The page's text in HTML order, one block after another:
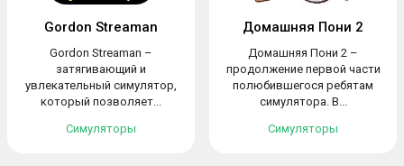
Gordon Streaman
Gordon Streaman –
затягивающий и
увлекательный симулятор,
который позволяет...
Симуляторы
Домашняя Пони 2
Домашняя Пони 2 –
продолжение первой части
полюбившегося ребятам
симулятора. В...
Симуляторы